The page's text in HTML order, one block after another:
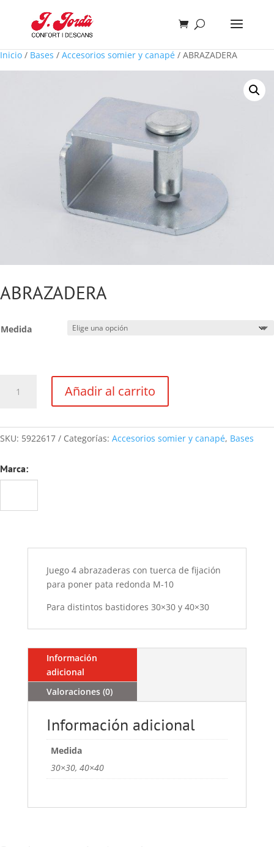
Inicio / Bases / Accesorios somier y canapé / ABRAZADERA
ABRAZADERA
Medida
ABRAZADERA
cantidad
Añadir al carrito
SKU: 5922617 Categorías: Accesorios somier y canapé, Bases
Marca:
Juego 4 abrazaderas con tuerca de fijación
para poner pata redonda M-10
Para distintos bastidores 30×30 y 40×30
Información
adicional
Valoraciones (0)
Información adicional
Medida
30×30, 40×40